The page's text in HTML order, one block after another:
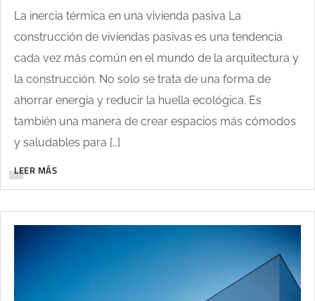
La inercia térmica en una vivienda pasiva La
construcción de viviendas pasivas es una tendencia
cada vez más común en el mundo de la arquitectura y
la construcción. No solo se trata de una forma de
ahorrar energía y reducir la huella ecológica. Es
también una manera de crear espacios más cómodos
y saludables para […]
LEER MÁS